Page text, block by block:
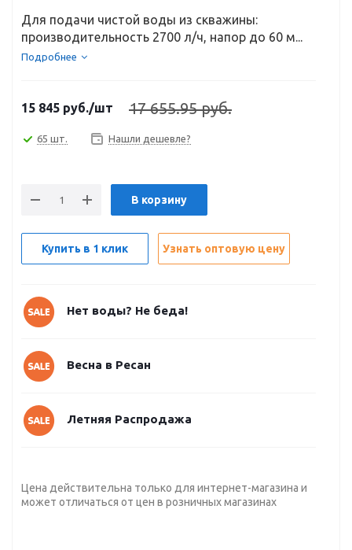
Для подачи чистой воды из скважины:
производительность 2700 л/ч, напор до 60 м...
Подробнее
15 845 руб./шт 17 655.95 руб.
65 шт. Нашли дешевле?
В корзину
Купить в 1 клик Узнать оптовую цену
Нет воды? Не беда!
Весна в Ресан
Летняя Распродажа
Цена действительна только для интернет-магазина и
может отличаться от цен в розничных магазинах